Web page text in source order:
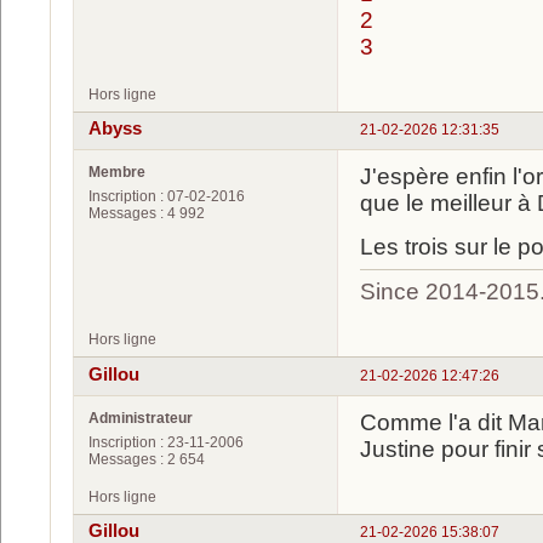
2
3
Hors ligne
21-02-2026 12:31:35
Abyss
Membre
Inscription : 07-02-2016
Messages : 4 992
J'espère enfin
que le meilleur à
Les trois sur le
Since 2014-
Hors ligne
21-02-2026 12:47:26
Gillou
Administrateur
Inscription : 23-11-2006
Messages : 2 654
Comme l'a dit
Justine pour finir
Hors ligne
21-02-2026 15:38:07
Gillou